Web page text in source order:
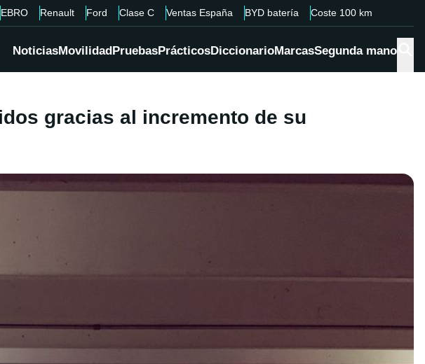
EBRO Renault Ford Clase C Ventas España BYD batería Coste 100 km
NoticiasMovilidadPruebasPrácticosDiccionarioMarcasSegunda mano
gracias al incremento de su